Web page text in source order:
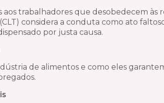
trabalhadores que desobedecem às
considera a conduta como ato
por justa causa.
de alimentos e como eles